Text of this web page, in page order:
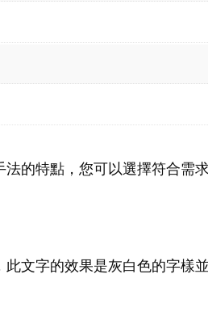
的特點，您可以選擇符合需
文字的效果是灰白色的字樣